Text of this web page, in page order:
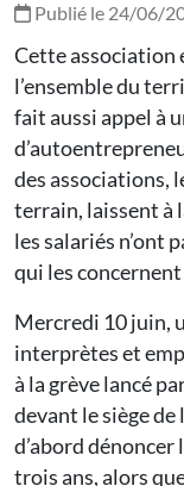
Publié le 24/06/
Cette association
l’ensemble du
fait aussi appel à
des associations,
terrain, laissent à
les salariés n’ont
qui les
Mercredi 10 juin,
interprètes et
à la grève lancé
devant le siège
d’abord dénoncer
trois ans, alors